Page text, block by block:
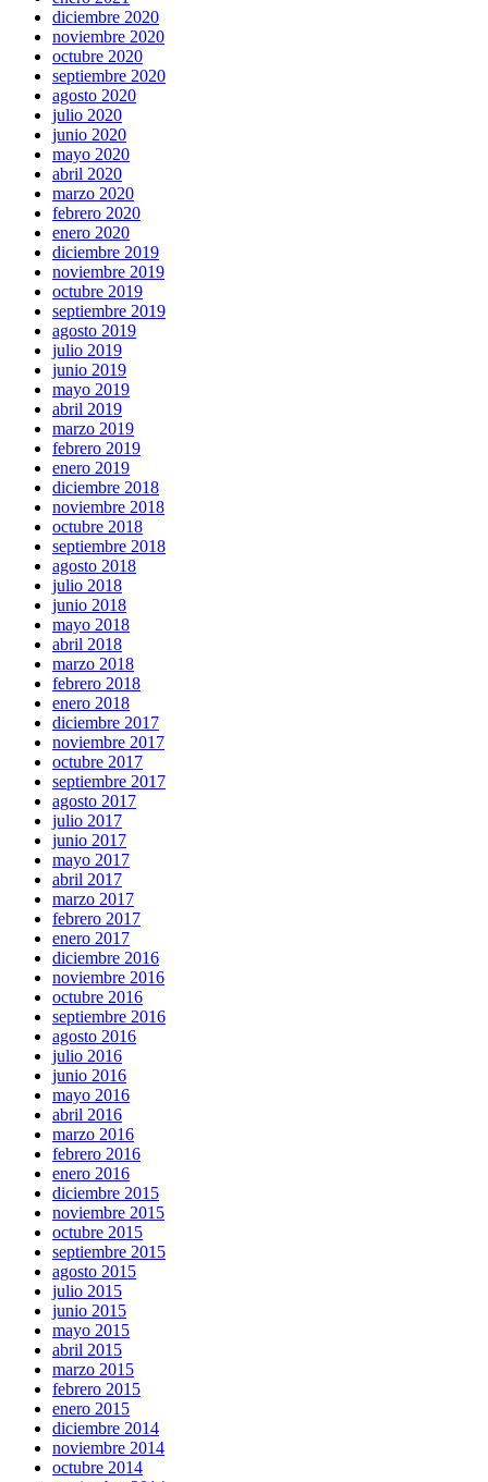
diciembre 2020
noviembre 2020
octubre 2020
septiembre 2020
agosto 2020
julio 2020
junio 2020
mayo 2020
abril 2020
marzo 2020
febrero 2020
enero 2020
diciembre 2019
noviembre 2019
octubre 2019
septiembre 2019
agosto 2019
julio 2019
junio 2019
mayo 2019
abril 2019
marzo 2019
febrero 2019
enero 2019
diciembre 2018
noviembre 2018
octubre 2018
septiembre 2018
agosto 2018
julio 2018
junio 2018
mayo 2018
abril 2018
marzo 2018
febrero 2018
enero 2018
diciembre 2017
noviembre 2017
octubre 2017
septiembre 2017
agosto 2017
julio 2017
junio 2017
mayo 2017
abril 2017
marzo 2017
febrero 2017
enero 2017
diciembre 2016
noviembre 2016
octubre 2016
septiembre 2016
agosto 2016
julio 2016
junio 2016
mayo 2016
abril 2016
marzo 2016
febrero 2016
enero 2016
diciembre 2015
noviembre 2015
octubre 2015
septiembre 2015
agosto 2015
julio 2015
junio 2015
mayo 2015
abril 2015
marzo 2015
febrero 2015
enero 2015
diciembre 2014
noviembre 2014
octubre 2014